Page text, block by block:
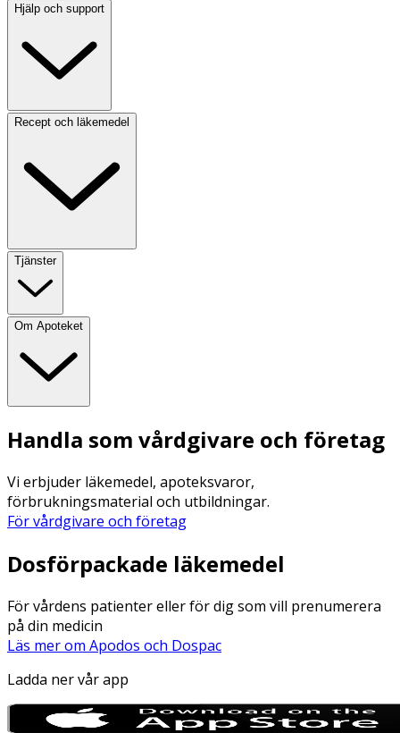
Hjälp och support
Recept och läkemedel
Tjänster
Om Apoteket
Handla som vårdgivare och företag
Vi erbjuder läkemedel, apoteksvaror,
förbrukningsmaterial och utbildningar.
För vårdgivare och företag
Dosförpackade läkemedel
För vårdens patienter eller för dig som vill prenumerera
på din medicin
Läs mer om Apodos och Dospac
Ladda ner vår app